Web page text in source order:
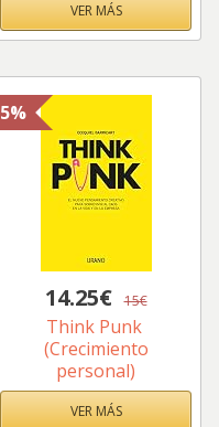
VER MÁS
5%
14.25€ 15€
Think Punk
(Crecimiento
personal)
VER MÁS